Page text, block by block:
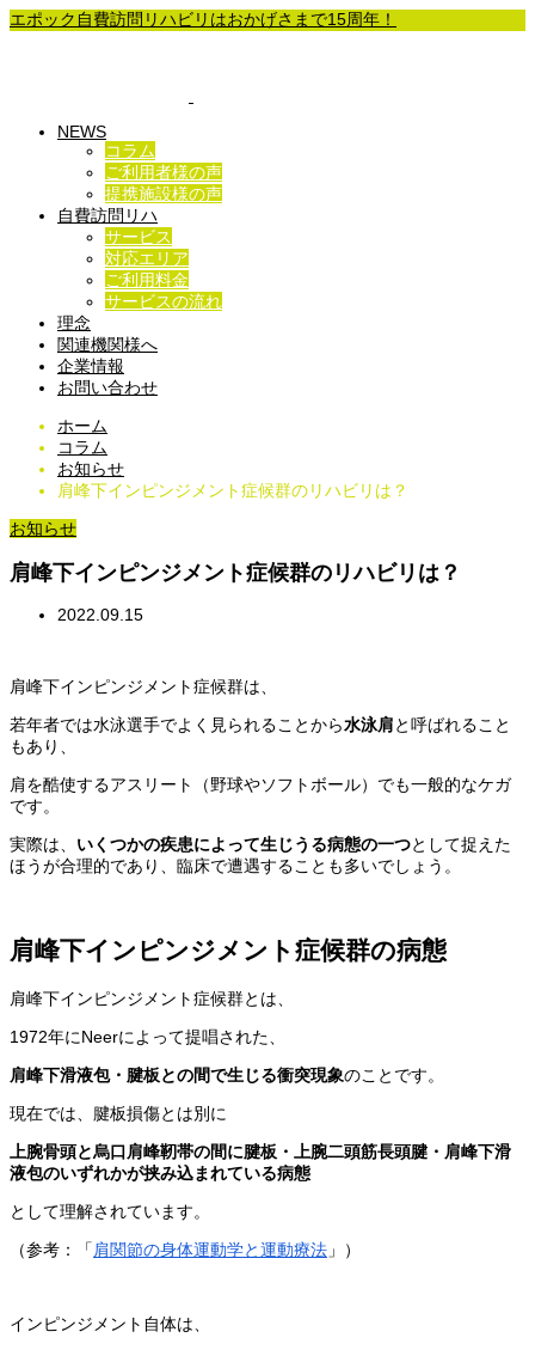
エポック自費訪問リハビリはおかげさまで15周年！
NEWS
コラム
ご利用者様の声
提携施設様の声
自費訪問リハ
サービス
対応エリア
ご利用料金
サービスの流れ
理念
関連機関様へ
企業情報
お問い合わせ
ホーム
コラム
お知らせ
肩峰下インピンジメント症候群のリハビリは？
お知らせ
肩峰下インピンジメント症候群のリハビリは？
2022.09.15
肩峰下インピンジメント症候群は、
若年者では水泳選手でよく見られることから水泳肩と呼ばれること
もあり、
肩を酷使するアスリート（野球やソフトボール）でも一般的なケガ
です。
実際は、 いくつかの疾患によって生じうる病態の一つとして捉えた
ほうが合理的であり、臨床で遭遇することも多いでしょう。
肩峰下インピンジメント症候群の病態
肩峰下インピンジメント症候群とは、
1972年にNeerによって提唱された、
肩峰下滑液包・腱板との間で生じる衝突現象のことです。
現在では、腱板損傷とは別に
上腕骨頭と烏口肩峰靭帯の間に腱板・上腕二頭筋長頭腱・肩峰下滑
液包のいずれかが挟み込まれている病態
として理解されています。
（参考：「 肩関節の身体運動学と運動療法 」）
インピンジメント自体は、